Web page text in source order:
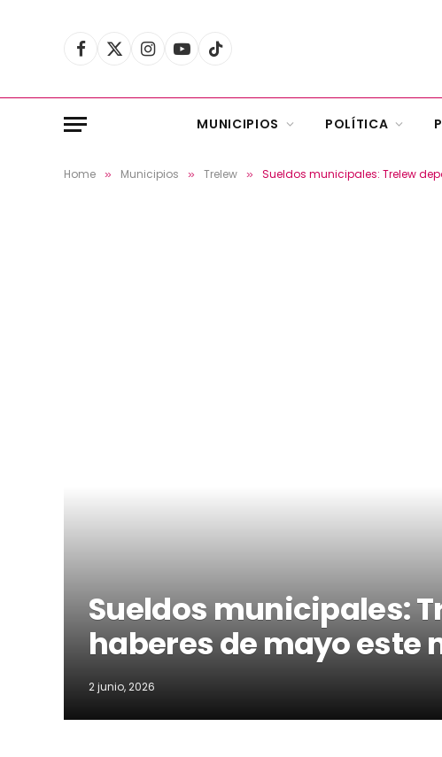
Facebook
X
Instagram
YouTubeTikTok
MUNICIPIOS POLÍTICA
Home » Municipios » Trelew » Sueldos municipales: Trelew
Sueldos municipales:
haberes de mayo este
2 junio, 2026